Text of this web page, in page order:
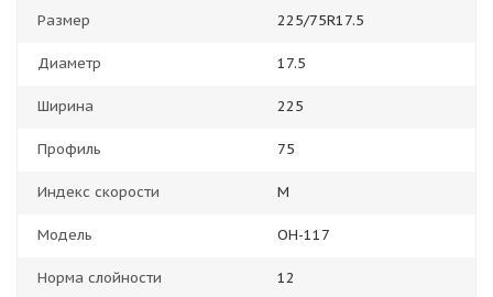
Размер 225/75R17.5
Диаметр 17.5
Ширина 225
Профиль 75
Индекс скорости M
Модель OH-117
Норма слойности 12